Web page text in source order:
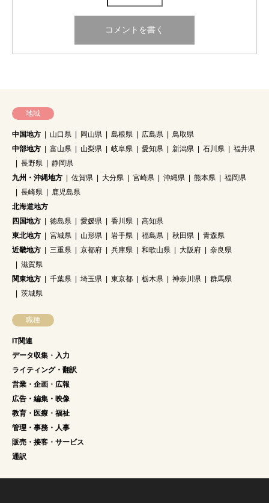
地域
中国地方 山口県 岡山県 島根県 広島県
鳥取県
中部地方
富山県 山梨県 岐阜県 愛知県 新潟県 石川県
福井県
長野県
静岡県
九州・沖縄地方
佐賀県 大分県 宮崎県 沖縄県 熊本県
福岡県
長崎県
鹿児島県
北海道地方
四国地方
徳島県 愛媛県 香川県
高知県
東北地方
宮城県 山形県 岩手県 福島県 秋田県
青森県
近畿地方
三重県 京都府 兵庫県 和歌山県 大阪府
奈良県
滋賀県
関東地方
千葉県 埼玉県 東京都 栃木県 神奈川県
群馬県
茨城県
職種
IT関連
データ収集・入力
ライティング・翻訳
営業・企画・広報
広告・編集・映像
教育・医療・福祉
管理・事務・人事
販売・接客・サービス
通訳